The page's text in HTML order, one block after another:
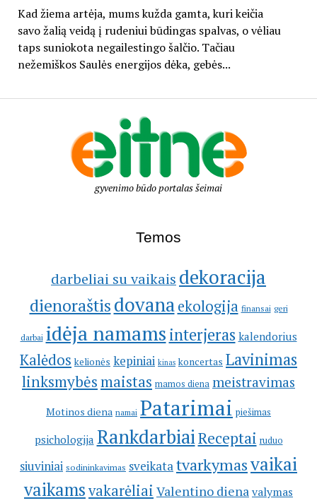
Kad žiema artėja, mums kužda gamta, kuri keičia
savo žalią veidą į rudeniui būdingas spalvas, o vėliau
taps suniokota negailestingo šalčio. Tačiau
nežemiškos Saulės energijos dėka, gebės...
gyvenimo būdo portalas šeimai
Temos
darbeliai su vaikais dekoracija
dienoraštisdovana ekologija finansai geri
darbai idėja namams interjeras kalendorius
Kalėdos kelionės kepiniai kinas koncertas Lavinimas
linksmybėsmaistas mamos diena meistravimas
Motinos diena namai Patarimai piešimas
psichologija RankdarbiaiReceptai ruduo
siuviniai sodininkavimas sveikatatvarkymasvaikai
vaikamsvakarėliai Valentino diena valymas